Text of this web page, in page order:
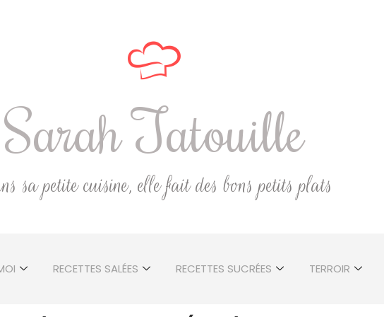
Sarah Tatouille
sa petite cuisine, elle fait des bons petits plats
RECETTES SALÉES RECETTES SUCRÉES TERROIR